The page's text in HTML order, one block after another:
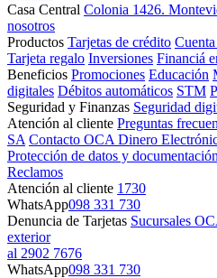
Casa Central Colonia 1426.
nosotros
Productos Tarjetas de crédito
Tarjeta regalo Inversiones Financiá
Beneficios Promociones Educación
digitales Débitos automáticos STM
Seguridad y Finanzas Seguridad
Atención al cliente Preguntas
SA Contacto OCA Dinero
Protección de datos y
Reclamos
Atención al cliente 1730
WhatsApp098 331 730
Denuncia de Tarjetas Sucursales
exterior
al 2902 7676
WhatsApp098 331 730